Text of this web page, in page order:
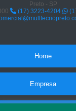
Preto - SP
(17) 3223-4204
Home
Empresa